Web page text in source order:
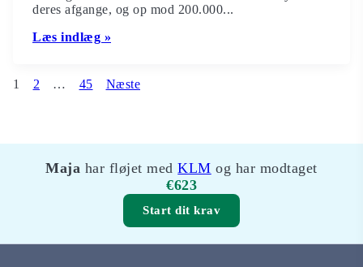
deres afgange, og op mod 200.000...
Læs indlæg »
Sideskift
1 2 … 45 Næste
Maja har fløjet medKLM og har modtaget
€623
Anna Sofiehar fløjet medNorwegian Air
og har modtaget
Start dit krav